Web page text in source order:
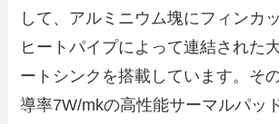
して、アルミニウム塊にフィンカ
ヒートパイプによって連結された
ートシンクを搭載しています。そ
導率7W/mkの高性能サーマルパッ